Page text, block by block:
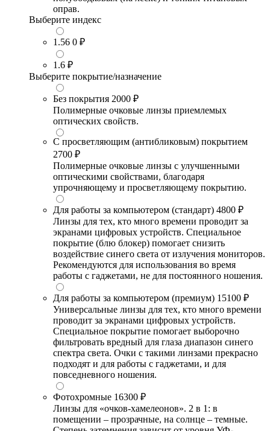
оправ.
Выберите индекс
1.56 0 ₽
1.6 ₽
Выберите покрытие/назначение
Без покрытия 2000 ₽
Полимерные очковые линзы приемлемых
оптических свойств.
С просветляющим (антибликовым) покрытием
2700 ₽
Полимерные очковые линзы с улучшенными
оптическими свойствами, благодаря
упрочняющему и просветляющему покрытию.
Для работы за компьютером (стандарт) 4800 ₽
Линзы для тех, кто много времени проводит за
экранами цифровых устройств. Специальное
покрытие (блю блокер) помогает снизить
воздействие синего света от излучения мониторов.
Рекомендуются для использования во время
работы с гаджетами, не для постоянного ношения.
Для работы за компьютером (премиум) 15100 ₽
Универсальные линзы для тех, кто много времени
проводит за экранами цифровых устройств.
Специальное покрытие помогает выборочно
фильтровать вредный для глаза диапазон синего
спектра света. Очки с такими линзами прекрасно
подходят и для работы с гаджетами, и для
повседневного ношения.
Фотохромные 16300 ₽
Линзы для «очков-хамелеонов». 2 в 1: в
помещении – прозрачные, на солнце – темные.